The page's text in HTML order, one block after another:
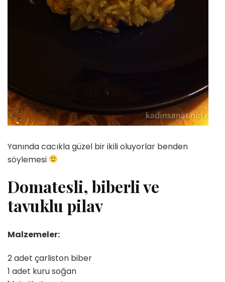
Yanında cacıkla güzel bir ikili oluyorlar benden
söylemesi
Domatesli, biberli ve
tavuklu pilav
Malzemeler:
2 adet çarliston biber
1 adet kuru soğan